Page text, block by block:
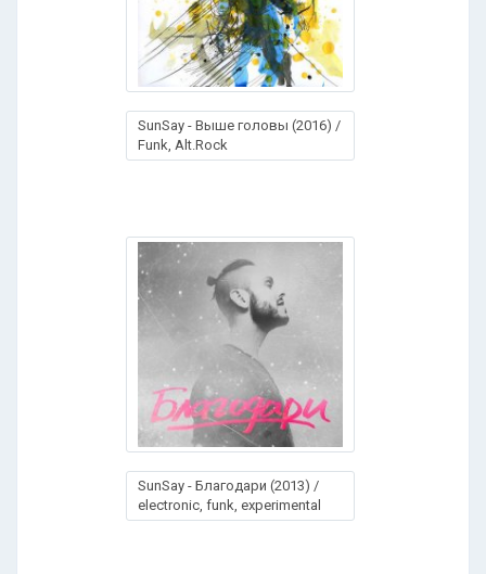
SunSay - Выше головы (2016) /
Funk, Alt.Rock
SunSay - Благодари (2013) /
electronic, funk, experimental